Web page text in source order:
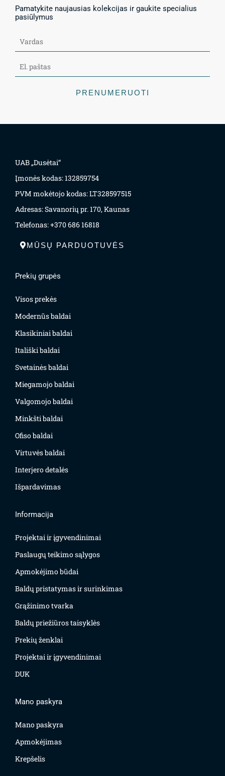
Pamatykite naujausias kolekcijas ir gaukite specialius
pasiūlymus
PRENUMERUOTI
UAB „Dusėtai“
Įmonės kodas: 132859754
PVM mokėtojo kodas: LT328597515
Adresas: Savanorių pr. 170, Kaunas
Telefonas: +370 686 16818
MŪSŲ PARDUOTUVĖS
Prekių grupės
Visos prekės
Modernūs baldai
Klasikiniai baldai
Itališki baldai
Svetainės baldai
Miegamojo baldai
Valgomojo baldai
Minkšti baldai
Ofiso baldai
Virtuvės baldai
Interjero detalės
Išpardavimas
Informacija
Projektai ir įgyvendinimai
Paslaugų teikimo sąlygos
Apmokėjimo būdai
Baldų pristatymas ir surinkimas
Grąžinimo tvarka
Baldų priežiūros taisyklės
Prekių ženklai
Projektai ir įgyvendinimai
DUK
Mano paskyra
Mano paskyra
Apmokėjimas
Krepšelis